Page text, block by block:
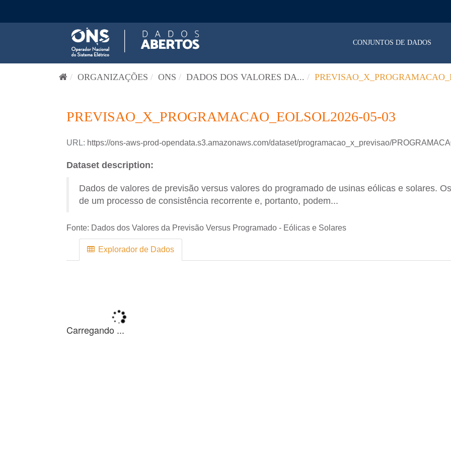
CONJUNTOS DE DADOS
ORGANIZAÇÕES ONS DADOS DOS VALORES DA...
PREVISAO_X_PROGRAMACAO_EOLSOL2026-05-03
URL: https://ons-aws-prod-opendata.s3.amazonaws.com/dataset/programacao_x_previsao/
Dataset description:
Dados de valores de previsão versus valores do programado de usinas eólicas e solares.
de um processo de consistência recorrente e, portanto, podem...
Fonte: Dados dos Valores da Previsão Versus Programado - Eólicas e Solares
Explorador de Dados